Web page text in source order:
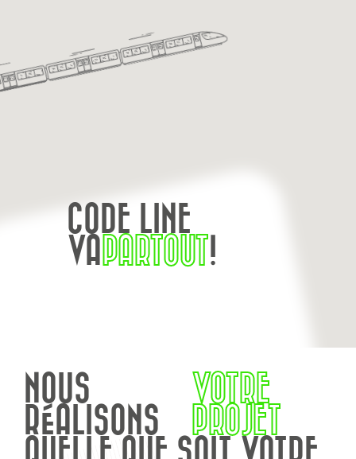
CODE LINE
VAPARTOUT!
NOUS
RÉALISONS
VOTRE
PROJET
QUELLE QUE SOIT VOTRE